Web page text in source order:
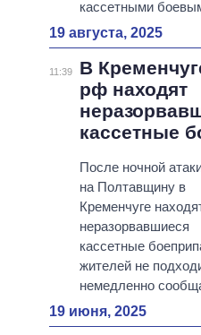
кассетными
19 августа, 2025
11:39
В
рф находят
кассетные
После ночной
на Полтавщину в
Кременчуге
неразорвавшиеся
кассетные
жителей не
немедленно
19 июня, 2025